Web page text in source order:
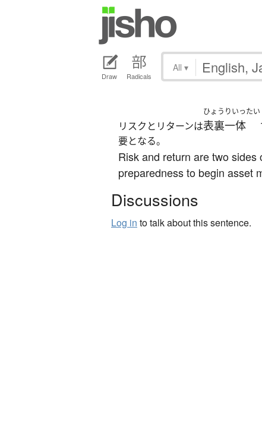
Draw Radicals
All ▾
リスクとリターンは
ひょうりいったい
表裏一体
要となる。
Risk and return are two
preparedness to begin asset
Discussions
Log in to talk about this sentence.